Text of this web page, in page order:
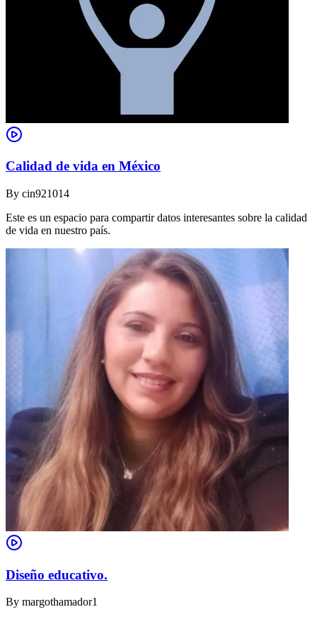
Calidad de vida en México
By cin921014
Este es un espacio para compartir datos interesantes sobre la calidad
de vida en nuestro país.
Diseño educativo.
By margothamador1